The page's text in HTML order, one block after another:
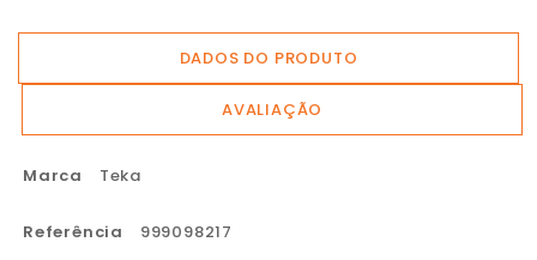
DADOS DO PRODUTO
AVALIAÇÃO
Marca Teka
Referência 999098217